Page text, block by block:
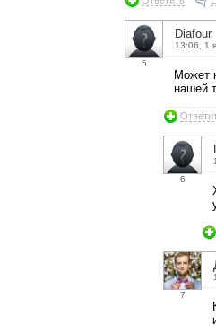
5
Diafour
13:06, 1
Может
нашей
6
7